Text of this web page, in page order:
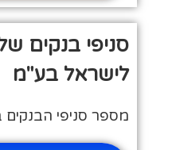
סניפי בנקים
לישראל בע"מ
מספר סניפי הבנקים